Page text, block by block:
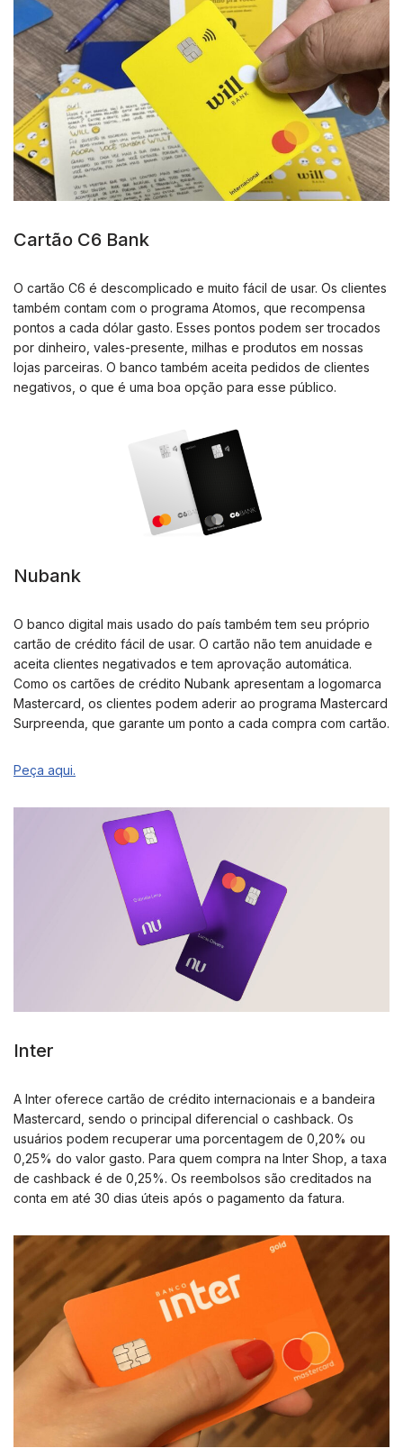
Cartão C6 Bank
O cartão C6 é descomplicado e muito fácil de usar. Os clientes
também contam com o programa Atomos, que recompensa
pontos a cada dólar gasto. Esses pontos podem ser trocados
por dinheiro, vales-presente, milhas e produtos em nossas
lojas parceiras. O banco também aceita pedidos de clientes
negativos, o que é uma boa opção para esse público.
Nubank
O banco digital mais usado do país também tem seu próprio
cartão de crédito fácil de usar. O cartão não tem anuidade e
aceita clientes negativados e tem aprovação automática.
Como os cartões de crédito Nubank apresentam a logomarca
Mastercard, os clientes podem aderir ao programa Mastercard
Surpreenda, que garante um ponto a cada compra com cartão.
Peça aqui.
Inter
A Inter oferece cartão de crédito internacionais e a bandeira
Mastercard, sendo o principal diferencial o cashback. Os
usuários podem recuperar uma porcentagem de 0,20% ou
0,25% do valor gasto. Para quem compra na Inter Shop, a taxa
de cashback é de 0,25%. Os reembolsos são creditados na
conta em até 30 dias úteis após o pagamento da fatura.